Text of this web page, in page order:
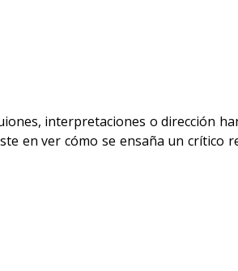
interpretaciones o dirección
en ver cómo se ensaña un crítico